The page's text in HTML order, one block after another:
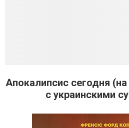
Апокалипсис сегодня
с украинскими